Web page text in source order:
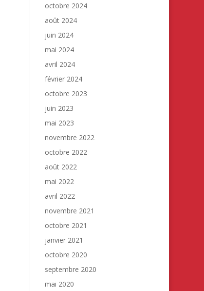
octobre 2024
août 2024
juin 2024
mai 2024
avril 2024
février 2024
octobre 2023
juin 2023
mai 2023
novembre 2022
octobre 2022
août 2022
mai 2022
avril 2022
novembre 2021
octobre 2021
janvier 2021
octobre 2020
septembre 2020
mai 2020